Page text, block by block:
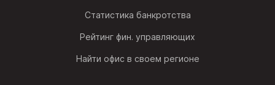
Статистика банкротства
Рейтинг фин. управляющих
Найти офис в своем регионе